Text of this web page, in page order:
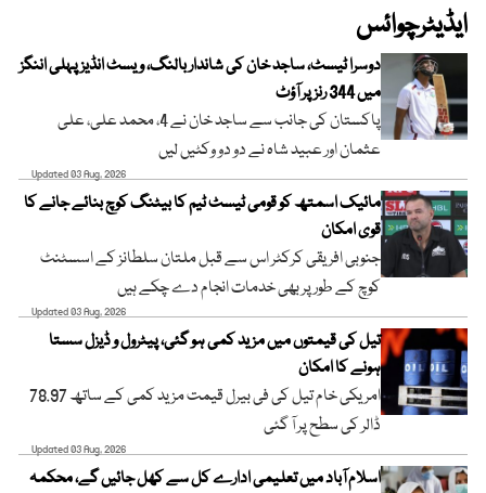
ایڈیٹرچوائس
دوسرا ٹیسٹ، ساجد خان کی شاندار بالنگ، ویسٹ انڈیز پہلی اننگز
میں 344 رنز پر آؤٹ
پاکستان کی جانب سے ساجد خان نے 4، محمد علی، علی
عثمان اور عبید شاہ نے دو دو وکٹیں لیں
Updated 03 Aug, 2026
مائیک اسمتھ کو قومی ٹیسٹ ٹیم کا بیٹنگ کوچ بنائے جانے کا
قوی امکان
جنوبی افریقی کرکٹر اس سے قبل ملتان سلطانز کے اسسٹنٹ
کوچ کے طور پر بھی خدمات انجام دے چکے ہیں
Updated 03 Aug, 2026
تیل کی قیمتوں میں مزید کمی ہو گئی، پیٹرول و ڈیزل سستا
ہونے کا امکان
امریکی خام تیل کی فی بیرل قیمت مزید کمی کے ساتھ 78.97
ڈالر کی سطح پر آ گئی
Updated 03 Aug, 2026
اسلام آباد میں تعلیمی ادارے کل سے کھل جائیں گے، محکمہ